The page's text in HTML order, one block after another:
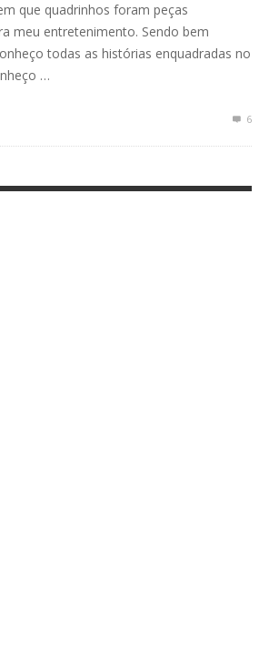
que quadrinhos foram peças
meu entretenimento. Sendo bem
todas as histórias enquadradas no
…
6